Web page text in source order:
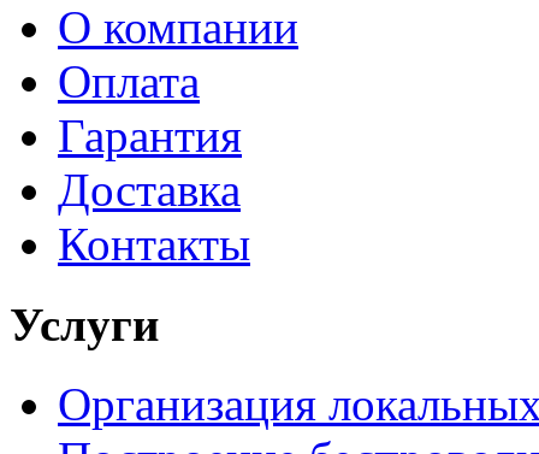
О компании
Оплата
Гарантия
Доставка
Контакты
Услуги
Организация